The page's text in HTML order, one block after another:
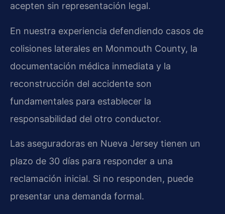
acepten sin representación legal.
En nuestra experiencia defendiendo casos de
colisiones laterales en Monmouth County, la
documentación médica inmediata y la
reconstrucción del accidente son
fundamentales para establecer la
responsabilidad del otro conductor.
Las aseguradoras en Nueva Jersey tienen un
plazo de 30 días para responder a una
reclamación inicial. Si no responden, puede
presentar una demanda formal.